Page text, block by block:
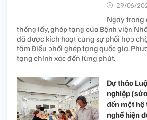
29/06/
Ngay trong
thống lấy, ghép tạng của Bệnh viện
đã được kích hoạt cùng sự phối hợp
tâm Điều phối ghép tạng quốc gia.
tạng chính xác đến từng phút.
Dự thảo
nghiệp
đến một hệ
nghề hiện